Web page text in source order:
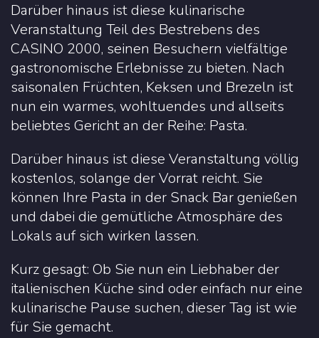
Darüber hinaus ist diese kulinarische
Veranstaltung Teil des Bestrebens des
CASINO 2000, seinen Besuchern vielfältige
gastronomische Erlebnisse zu bieten. Nach
saisonalen Früchten, Keksen und Brezeln ist
nun ein warmes, wohltuendes und allseits
beliebtes Gericht an der Reihe: Pasta.
Darüber hinaus ist diese Veranstaltung völlig
kostenlos, solange der Vorrat reicht. Sie
können Ihre Pasta in der Snack Bar genießen
und dabei die gemütliche Atmosphäre des
Lokals auf sich wirken lassen.
Kurz gesagt: Ob Sie nun ein Liebhaber der
italienischen Küche sind oder einfach nur eine
kulinarische Pause suchen, dieser Tag ist wie
für Sie gemacht.